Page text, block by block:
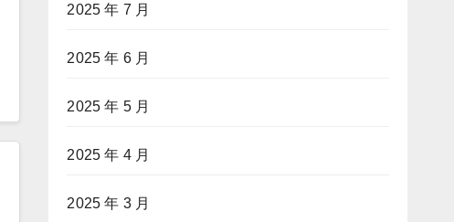
2025 年 7 月
2025 年 6 月
2025 年 5 月
2025 年 4 月
2025 年 3 月